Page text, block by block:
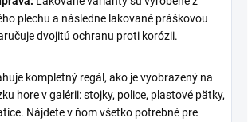
plechu a následne lakované práškovou
dvojitú ochranu proti korózii.
kompletný regál, ako je vyobrazený na
hore v galérii: stojky, police, plastové pätky,
Nájdete v ňom všetko potrebné pre